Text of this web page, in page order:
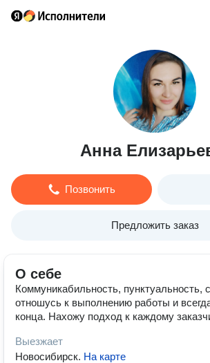
Анна
Позвонить
Предложить заказ
О себе
Коммуникабильность, пунктуальность,
отношусь к выполнению работы и
конца. Нахожу подход к каждому
Выезжает
Новосибирск. На карте